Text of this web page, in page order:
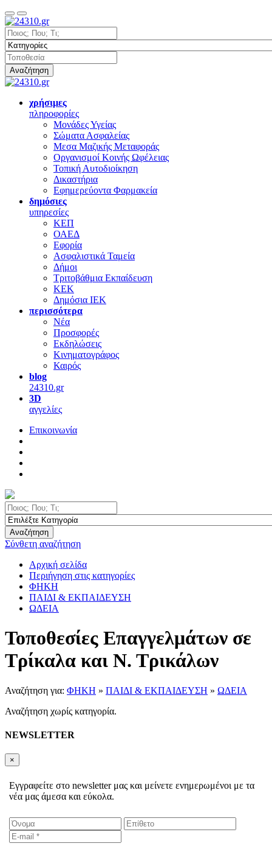
Αναζήτηση
χρήσιμες
πληροφορίες
Μονάδες Υγείας
Σώματα Ασφαλείας
Μεσα Μαζικής Μεταφοράς
Οργανισμοί Κοινής Ωφέλειας
Τοπική Αυτοδιοίκηση
Δικαστήρια
Εφημερεύοντα Φαρμακεία
δημόσιες
υπηρεσίες
ΚΕΠ
ΟΑΕΔ
Εφορία
Ασφαλιστικά Ταμεία
Δήμοι
Τριτοβάθμια Εκπαίδευση
ΚΕΚ
Δημόσια ΙΕΚ
περισσότερα
Νέα
Προσφορές
Εκδηλώσεις
Κινηματογράφος
Καιρός
blog
24310.gr
3D
αγγελίες
Επικοινωνία
Αναζήτηση
Σύνθετη αναζήτηση
Αρχική σελίδα
Περιήγηση στις κατηγορίες
ΦΗΚΗ
ΠΑΙΔΙ & ΕΚΠΑΙΔΕΥΣΗ
ΩΔΕΙΑ
Τοποθεσίες Επαγγελμάτων σε
Τρίκαλα και Ν. Τρικάλων
Αναζήτηση για: ΦΗΚΗ » ΠΑΙΔΙ & ΕΚΠΑΙΔΕΥΣΗ » ΩΔΕΙΑ
Αναζήτηση χωρίς κατηγορία.
NEWSLETTER
×
Εγγραφείτε στο newsletter μας και μείνετε ενημερωμένοι με τα
νέα μας άμεσα και εύκολα.